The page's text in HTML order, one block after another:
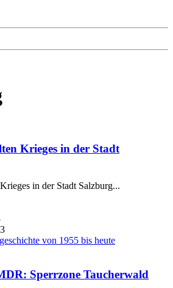
Krieges in der Stadt
in der Stadt Salzburg...
von 1955 bis heute
Sperrzone Taucherwald